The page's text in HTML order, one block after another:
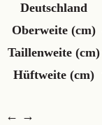
Deutschland
Oberweite (cm)
Taillenweite (cm)
Hüftweite (cm)
← →